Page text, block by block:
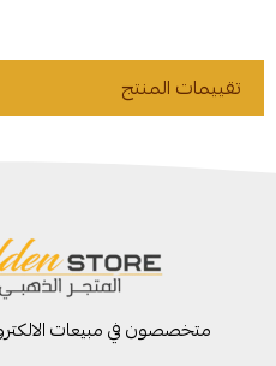
تقييمات المنتج
متخصصون في مبيعات